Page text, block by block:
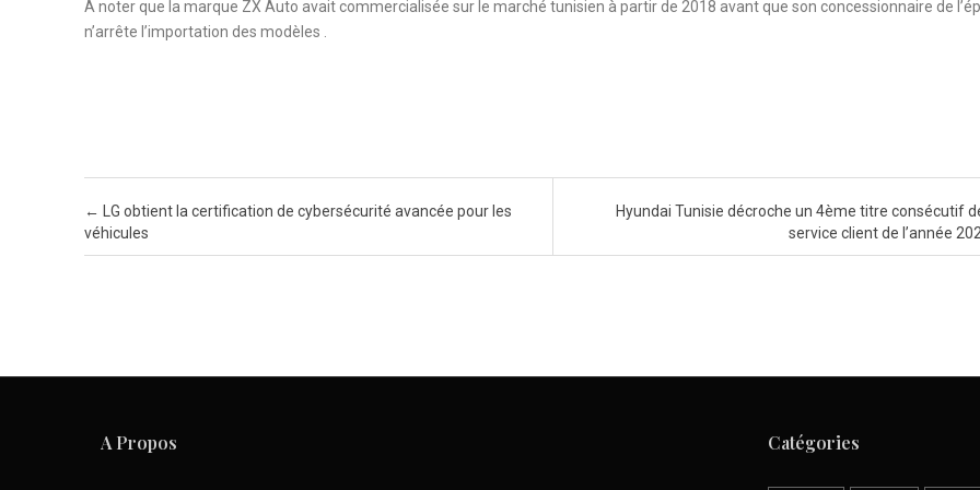
A noter que la marque ZX Auto avait commercialisée sur le marché tunisien à partir de 2018 avant que son concessionnaire de
n’arrête l’importation des modèles .
Post navigation
← LG obtient la certification de cybersécurité avancée pour les
véhicules
Hyundai Tunisie décroche un 4ème titre consécutif
service client de l’année
A Propos Catégories